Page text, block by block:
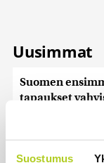
Suostumus
Uusimmat
Suomen
tapaukset